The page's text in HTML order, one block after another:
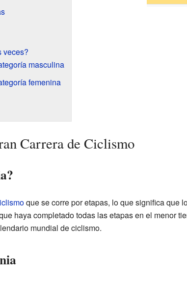
veces?
masculina
femenina
Carrera de Ciclismo
que se corre por etapas, lo que significa que
haya completado todas las etapas en el menor
mundial de ciclismo.